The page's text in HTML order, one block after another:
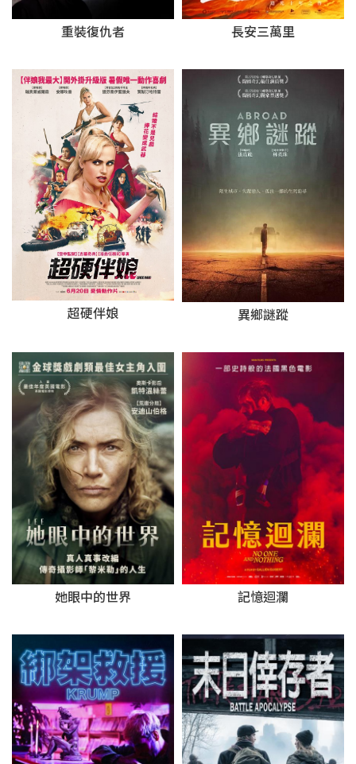
重裝復仇者 長安三萬里
超硬伴娘 異鄉謎蹤
她眼中的世界 記憶迴瀾